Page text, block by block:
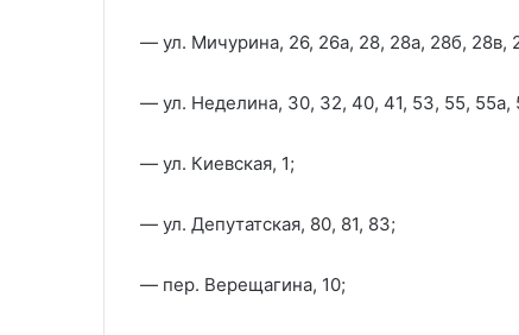
— ул. Мичурина, 26, 26а, 28, 28а, 28б, 28в,
— ул. Неделина, 30, 32, 40, 41, 53, 55, 55а,
— ул. Киевская, 1;
— ул. Депутатская, 80, 81, 83;
— пер. Верещагина, 10;